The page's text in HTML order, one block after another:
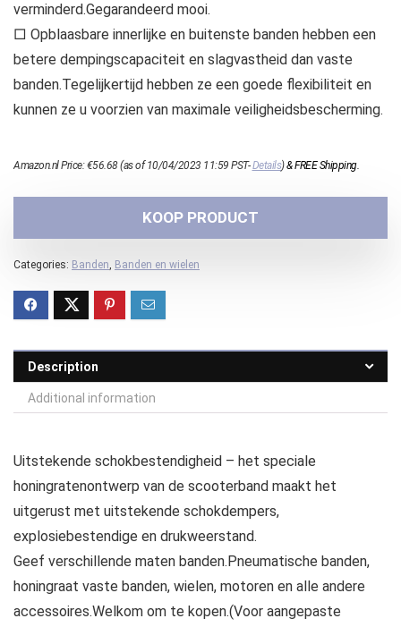
verminderd.Gegarandeerd mooi.
□ Opblaasbare innerlijke en buitenste banden hebben een
betere dempingscapaciteit en slagvastheid dan vaste
banden.Tegelijkertijd hebben ze een goede flexibiliteit en
kunnen ze u voorzien van maximale veiligheidsbescherming.
Amazon.nl Price:€56.68(as of 10/04/2023 11:59 PST-Details)&FREE Shipping.
KOOP PRODUCT
Categories: Banden, Banden en wielen
Description
Additional information
Uitstekende schokbestendigheid – het speciale
honingratenontwerp van de scooterband maakt het
uitgerust met uitstekende schokdempers,
explosiebestendige en drukweerstand.
Geef verschillende maten banden.Pneumatische banden,
honingraat vaste banden, wielen, motoren en alle andere
accessoires.Welkom om te kopen.(Voor aangepaste